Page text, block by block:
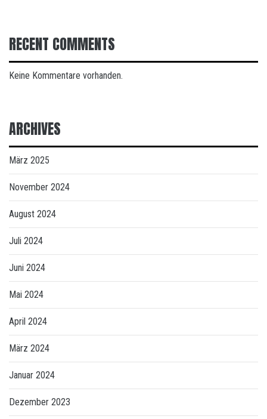
RECENT COMMENTS
Keine Kommentare vorhanden.
ARCHIVES
März 2025
November 2024
August 2024
Juli 2024
Juni 2024
Mai 2024
April 2024
März 2024
Januar 2024
Dezember 2023